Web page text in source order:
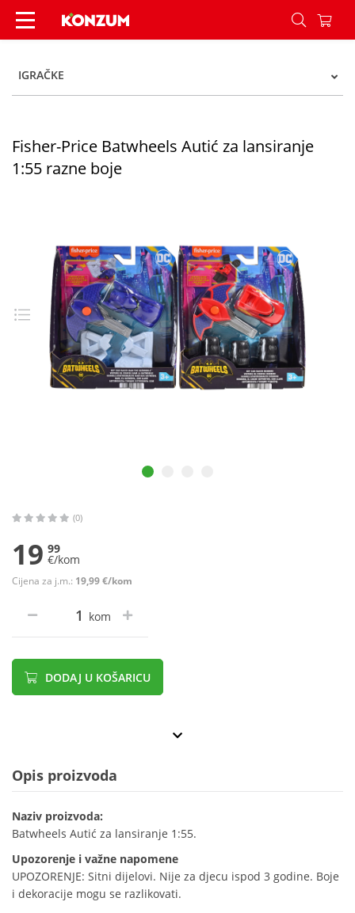
Fisher-Price Batwheels Autić za lansiranje 1:55
IGRAČKE
Fisher-Price Batwheels Autić za lansiranje
1:55 razne boje
(0)
19 99
€/kom
Cijena za j.m.: 19,99 €/kom
kom
DODAJ U KOŠARICU
Opis proizvoda
Naziv proizvoda:
Batwheels Autić za lansiranje 1:55.
Upozorenje i važne napomene
UPOZORENJE: Sitni dijelovi. Nije za djecu ispod 3 godine. Boje
i dekoracije mogu se razlikovati.